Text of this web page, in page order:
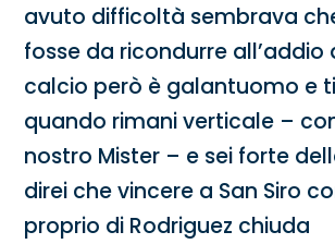
avuto difficoltà sembrava
fosse da ricondurre all’addio
calcio però è galantuomo e
quando rimani verticale –
nostro Mister – e sei forte
direi che vincere a San Siro
proprio di Rodriguez chiuda